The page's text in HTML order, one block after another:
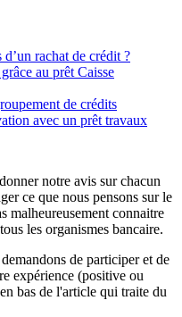
rachat de crédit ?
au prêt Caisse
de crédits
avec un prêt travaux
notre avis sur chacun
ce que nous pensons sur le
malheureusement connaitre
les organismes bancaire.
de participer et de
expérience (positive ou
bas de l'article qui traite du